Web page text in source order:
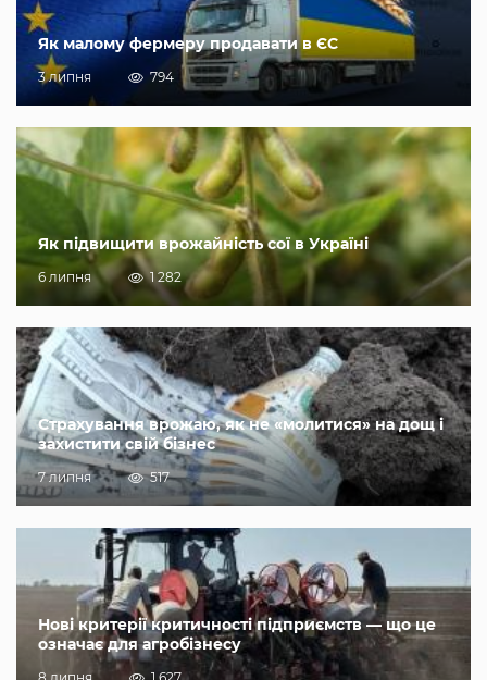
Як малому фермеру продавати в ЄС
3 липня 794
Як підвищити врожайність сої в Україні
6 липня 1 282
Страхування врожаю, як не «молитися» на дощ і
захистити свій бізнес
7 липня 517
Нові критерії критичності підприємств — що це
означає для агробізнесу